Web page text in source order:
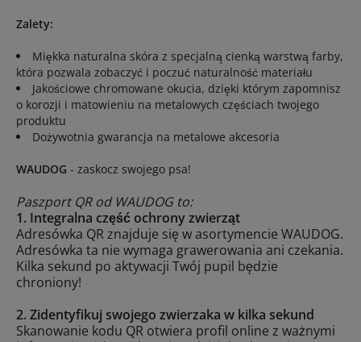
Zalety:
Miękka naturalna skóra z specjalną cienką warstwą farby,
która pozwala zobaczyć i poczuć naturalność materiału
Jakościowe chromowane okucia, dzięki którym zapomnisz
o korozji i matowieniu na metalowych częściach twojego
produktu
Dożywotnia gwarancja na metalowe akcesoria
WAUDOG - zaskocz swojego psa!
Paszport QR od WAUDOG to:
1. Integralna część ochrony zwierząt
Adresówka QR znajduje się w asortymencie WAUDOG.
Adresówka ta nie wymaga grawerowania ani czekania.
Kilka sekund po aktywacji Twój pupil będzie
chroniony!
2. Zidentyfikuj swojego zwierzaka w kilka sekund
Skanowanie kodu QR otwiera profil online z ważnymi